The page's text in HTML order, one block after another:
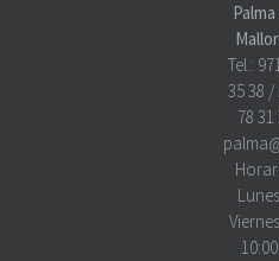
Tel.:
35 38 /
78 31